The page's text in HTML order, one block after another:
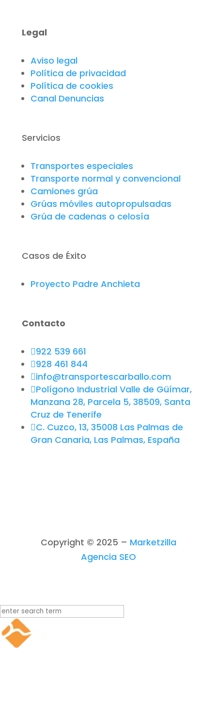
Legal
Aviso legal
Política de privacidad
Política de cookies
Canal Denuncias
Servicios
Transportes especiales
Transporte normal y convencional
Camiones grúa
Grúas móviles autopropulsadas
Grúa de cadenas o celosía
Casos de Éxito
Proyecto Padre Anchieta
Contacto
922 539 661
928 461 844
info@transportescarballo.com
Polígono Industrial Valle de Güímar,
Manzana 28, Parcela 5, 38509, Santa
Cruz de Tenerife
C. Cuzco, 13, 35008 Las Palmas de
Gran Canaria, Las Palmas, España
Copyright © 2025 – Marketzilla
Agencia SEO
Inicio
Servicios
Grúas móviles autopropulsadas
Viaducto Guiniguada
Transportes Especiales
Padre Anchieta
Pasarela la Onda Atlántica
Esferas Puerto de Granadilla
Sedes
Contacto